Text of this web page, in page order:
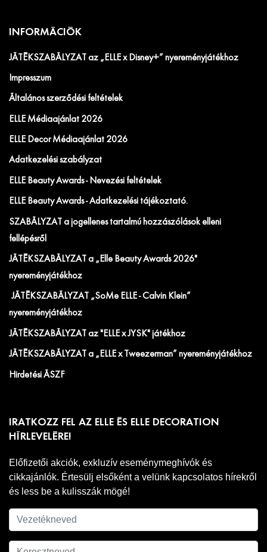
INFORMÁCIÓK
JÁTÉKSZABÁLYZAT az „ELLE x Disney+” nyereményjátékhoz
Impresszum
Általános szerződési feltételek
ELLE Médiaajánlat 2026
ELLE Decor Médiaajánlat 2026
Adatkezelési szabályzat
ELLE Beauty Awards - Nevezési feltételek
ELLE Beauty Awards - Adatkezelési tájékoztató.
SZABÁLYZAT a jogellenes tartalmú hozzászólások elleni
fellépésről
JÁTÉKSZABÁLYZAT a „Elle Beauty Awards 2026"
nyereményjátékhoz
JÁTÉKSZABÁLYZAT „SoMe ELLE - Calvin Klein”
nyereményjátékhoz
JÁTÉKSZABÁLYZAT az "ELLE x JYSK" játékhoz
JÁTÉKSZABÁLYZAT a „ELLE x Tweezerman” nyereményjátékhoz
Hirdetési ÁSZF
IRATKOZZ FEL AZ ELLE ÉS ELLE DECORATION
HÍRLEVELÉRE!
Előfizetői akciók, exkluzív eseménymeghívók és
cikkajánlók. Értesülj elsőként a velünk kapcsolatos hírekről
és less be a kulisszák mögé!